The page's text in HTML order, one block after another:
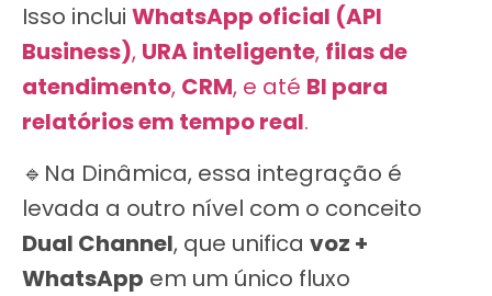
Isso inclui WhatsApp oficial (API
Business), URA inteligente, filas de
atendimento, CRM, e até BI para
relatórios em tempo real.
🔹Na Dinâmica, essa integração é
levada a outro nível com o conceito
Dual Channel, que unifica voz +
WhatsApp em um único fluxo